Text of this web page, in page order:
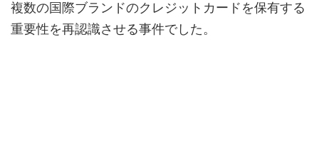
複数の国際ブランドのクレジットカードを保有する
重要性を再認識させる事件でした。